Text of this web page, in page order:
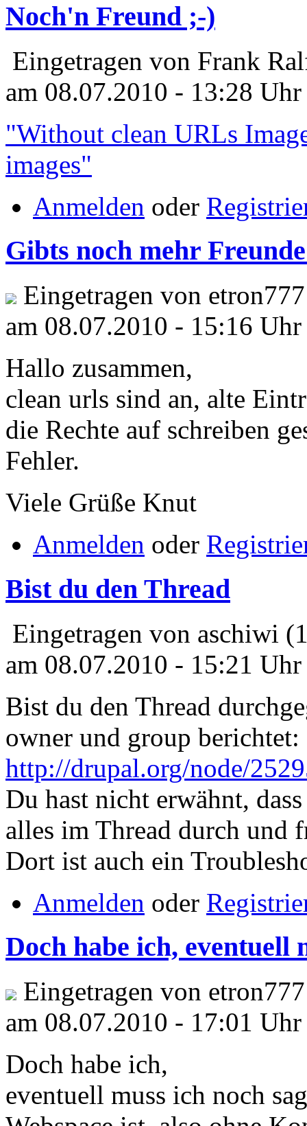
Noch'n Freund ;-)
Eingetragen von Frank
am 08.07.2010 - 13:28 Uhr
"Without clean URLs
images"
Anmelden oder
Gibts noch mehr
Eingetragen von
am 08.07.2010 - 15:16 Uhr
Hallo zusammen,
clean urls sind an, alte
die Rechte auf schreiben
Fehler.
Viele Grüße Knut
Anmelden oder
Bist du den Thread
Eingetragen von aschiwi
am 08.07.2010 - 15:21 Uhr
Bist du den Thread
owner und group berichtet:
http://drupal.org/node/
Du hast nicht erwähnt,
alles im Thread durch und
Dort ist auch ein
Anmelden oder
Doch habe ich, eventuell
Eingetragen von
am 08.07.2010 - 17:01 Uhr
Doch habe ich,
eventuell muss ich noch